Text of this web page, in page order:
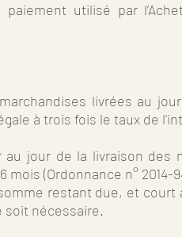
utilisé par
livrées au
à trois fois le taux de
jour de la livraison des
(Ordonnance n° 2014-
restant due, et court
soit nécessaire.